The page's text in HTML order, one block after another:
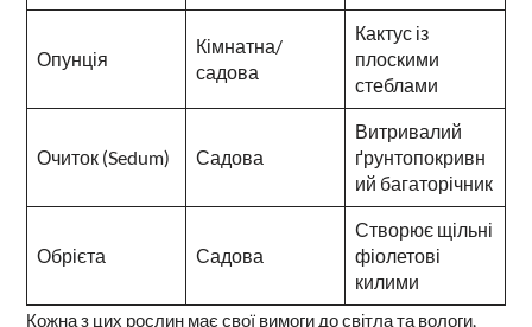
Опунція
Кімнатна/
садова
Кактус із
плоскими
стеблами
Очиток (Sedum) Садова
Витривалий
ґрунтопокривн
ий багаторічник
Обрієта Садова
Створює щільні
фіолетові
килими
Кожна з цих рослин має свої вимоги до світла та вологи,